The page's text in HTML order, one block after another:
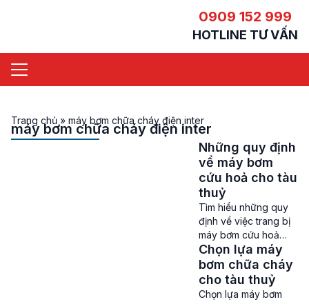
0909 152 999
HOTLINE TƯ VẤN
Trang chủ » máy bơm chữa cháy điện inter
máy bơm chữa cháy điện inter
Những quy định
về máy bơm
cứu hoả cho tàu
thuỷ
Tìm hiểu những quy
định về việc trang bị
máy bơm cứu hoả
cho tàu thuỷ Máy
bơm cứu hoả cho tàu
thuỷ là một trong
những thiết bị chữa
Chọn lựa máy
bơm chữa cháy
cho tàu thuỷ
Chọn lựa máy bơm